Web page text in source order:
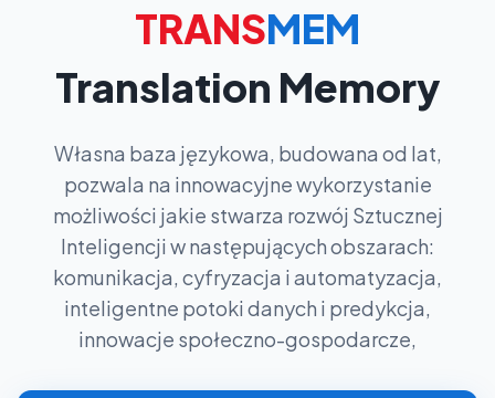
TRANSMEM
Translation Memory
Własna baza językowa, budowana od lat,
pozwala na innowacyjne wykorzystanie
możliwości jakie stwarza rozwój Sztucznej
Inteligencji w następujących obszarach:
komunikacja, cyfryzacja i automatyzacja,
inteligentne potoki danych i predykcja,
innowacje społeczno-gospodarcze,